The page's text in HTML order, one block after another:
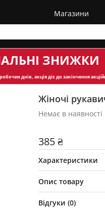
Магазини
ЗНИЖКИ
днів, акція діє до закінчення
Жіночі
Немає в наявності
385 ₴
Характеристики
Опис товару
Відгуки (0)